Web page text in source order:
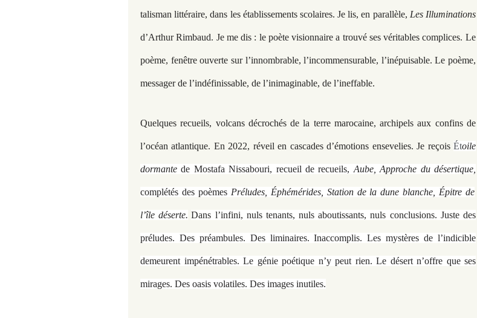
talisman littéraire, dans les établissements scolaires. Je lis, en parallèle, Les Illuminations
d’Arthur Rimbaud. Je me dis : le poète visionnaire a trouvé ses véritables complices. Le
poème, fenêtre ouverte sur l’innombrable, l’incommensurable, l’inépuisable. Le poème,
messager de l’indéfinissable, de l’inimaginable, de l’ineffable.
Quelques recueils, volcans décrochés de la terre marocaine, archipels aux confins de
l’océan atlantique. En 2022, réveil en cascades d’émotions ensevelies. Je reçois Étoile
dormantede Mostafa Nissabouri, recueil de recueils, Aube, Approche du désertique,
complétés des poèmes Préludes, Éphémérides, Station de la dune blanche, Épitre de
l’île déserte. Dans l’infini, nuls tenants, nuls aboutissants, nuls conclusions. Juste des
préludes. Des préambules. Des liminaires. Inaccomplis. Les mystères de l’indicible
demeurent impénétrables. Le génie poétique n’y peut rien. Le désert n’offre que ses
mirages. Des oasis volatiles. Des images inutiles.